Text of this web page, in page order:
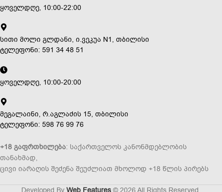
ყოველდღე, 10:00-22:00
სითი მოლი გლდანი, ი.ვეკუა N1, თბილისი
ტელეფონი: 591 34 48 51
ყოველდღე, 10:00-20:00
მეგალაინი, რ.აგლაძის 15, თბილისი
ტელეფონი: 598 76 99 76
+18 გაფრთხილება: საქართველოს კანონმდებლობის
თანახმად,
ცივი იარაღის შეძენა შეუძლიათ მხოლოდ +18 წლის პირებს